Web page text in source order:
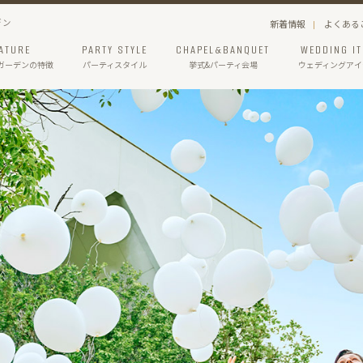
ーデンの特徴
PARTY STYLE
パーティスタイル
CHAPEL&BANQUET
挙式&パーティ会場
WEDDING
ウェディングア
新着情報 よくある